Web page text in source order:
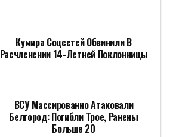
Кумира Соцсетей Обвинили В
Расчленении 14-Летней Поклонницы
ВСУ Массированно Атаковали
Белгород: Погибли Трое, Ранены
Больше 20